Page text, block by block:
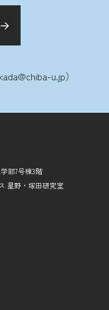
u.jp）
部7号棟3階
星野・塚田研究室